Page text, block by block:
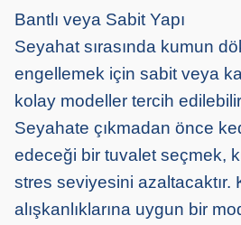
Bantlı veya Sabit Yapı
Seyahat sırasında kumun
engellemek için sabit veya
kolay modeller tercih
Seyahate çıkmadan önce
edeceği bir tuvalet seçmek,
stres seviyesini azaltacaktır.
alışkanlıklarına uygun bir